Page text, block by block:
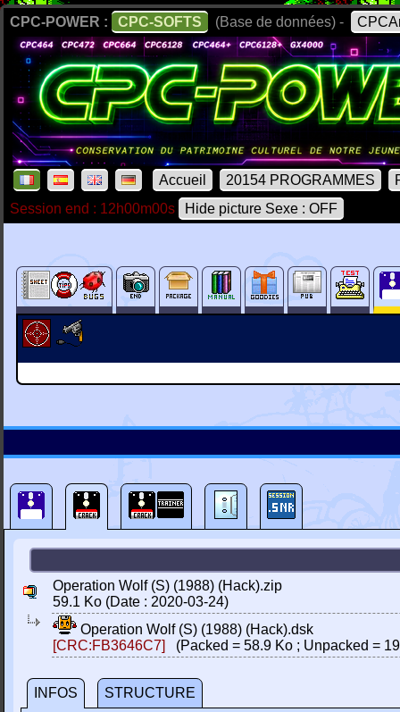
CPC-POWER : CPC-SOFTS (Base de données) -
Accueil 20154 PROGRAMMES
Session end : 12h00m00s
Hide picture Sexe : OFF
Operation Wolf (S) (1988) (Hack).zip
59.1 Ko (Date : 2020-03-24)
Operation Wolf (S) (1988) (Hack).dsk
[CRC:FB3646C7]
(Packed = 58.9 Ko ; Unpacked =
INFOS
STRUCTURE